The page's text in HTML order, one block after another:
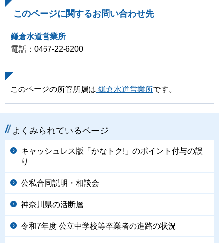
このページに関するお問い合わせ先
鎌倉水道営業所
電話：0467-22-6200
このページの所管所属は 鎌倉水道営業所です。
よくみられているページ
キャッシュレス版「かなトク!」のポイント付与の誤
り
公私合同説明・相談会
神奈川県の活断層
令和7年度 公立中学校等卒業者の進路の状況